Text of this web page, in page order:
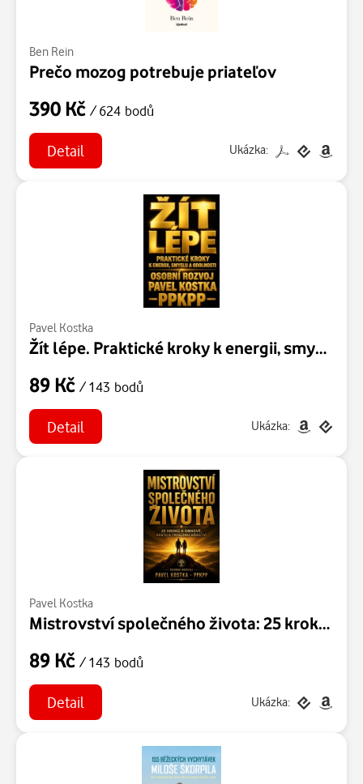
Ben Rein
Prečo mozog potrebuje priateľov
390 Kč / 624 bodů
Detail Ukázka:
Pavel Kostka
Žít lépe. Praktické kroky k energii, smyslu a odolnosti
89 Kč / 143 bodů
Detail Ukázka:
Pavel Kostka
Mistrovství společného života: 25 kroků k obnově, růstu a trvalému dědictví
89 Kč / 143 bodů
Detail Ukázka: